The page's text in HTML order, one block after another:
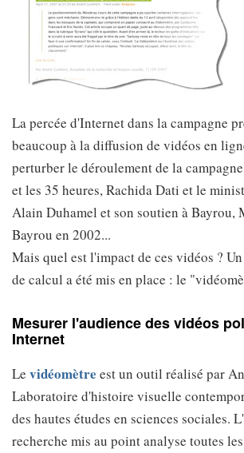
La percée d'Internet dans la campagne
beaucoup à la diffusion de vidéos en
perturber le déroulement de la
et les 35 heures, Rachida Dati et le
Alain Duhamel et son soutien à Bayrou,
Bayrou en 2002...
Mais quel est l'impact de ces vidéos ?
de calcul a été mis en place : le
Mesurer l'audience des vidéos
Internet
Le vidéomètre est un outil réalisé par
Laboratoire d'histoire visuelle
des hautes études en sciences sociales.
recherche mis au point analyse toutes